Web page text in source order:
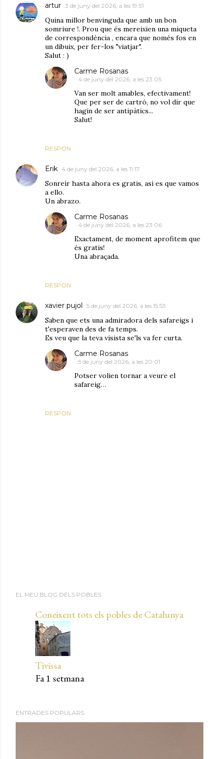
artur 3 de juny del 2026, a les 19:51
Quina millor benvinguda que amb un bon
somriure !. Prou que és mereixien una miqueta
de correspondència , encara que només fos en
un dibuix, per fer-los "viatjar".
Salut : )
RESPON
Carme Rosanas
4 de juny del 2026, a les 23:05
Van ser molt amables, efectivament!
Que per ser de cartró, no vol dir que
hagin de ser antipàtics...
Salut!
Erik 4 de juny del 2026, a les 11:17
Sonreír hasta ahora es gratis, así es que vamos
a ello.
Un abrazo.
RESPON
Carme Rosanas
4 de juny del 2026, a les 23:06
Exactament, de moment aprofitem que
és gratis!
Una abraçada.
xavier pujol 5 de juny del 2026, a les 15:53
Saben que ets una admiradora dels safareigs i
t'esperaven des de fa temps.
Es veu que la teva visista se'ls va fer curta.
RESPON
Carme Rosanas
5 de juny del 2026, a les 20:01
Potser volien tornar a veure el
safareig…
u
o
m
EL MEU BLOG DELS POBLES
Coneixent tots els pobles de Catalunya
Tivissa
Fa 1 setmana
ENTRADES POPULARS